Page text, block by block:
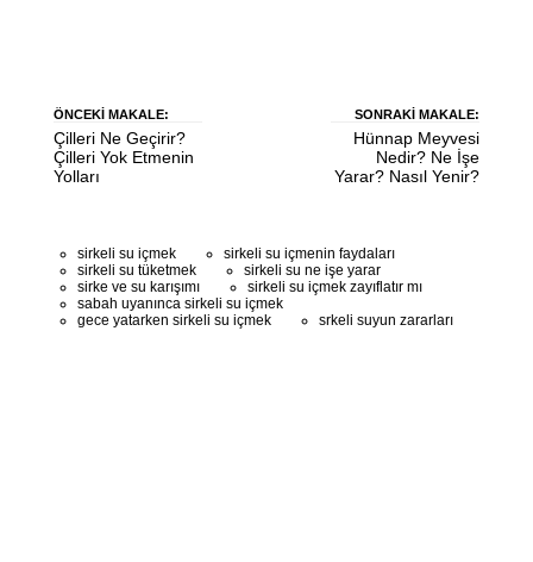
ÖNCEKI MAKALE:
Çilleri Ne Geçirir?
Çilleri Yok Etmenin
Yolları
SONRAKI MAKALE:
Hünnap Meyvesi
Nedir? Ne İşe
Yarar? Nasıl Yenir?
sirkeli su içmek
sirkeli su içmenin faydaları
sirkeli su tüketmek
sirkeli su ne işe yarar
sirke ve su karışımı
sirkeli su içmek zayıflatır mı
sabah uyanınca sirkeli su içmek
gece yatarken sirkeli su içmek
srkeli suyun zararları